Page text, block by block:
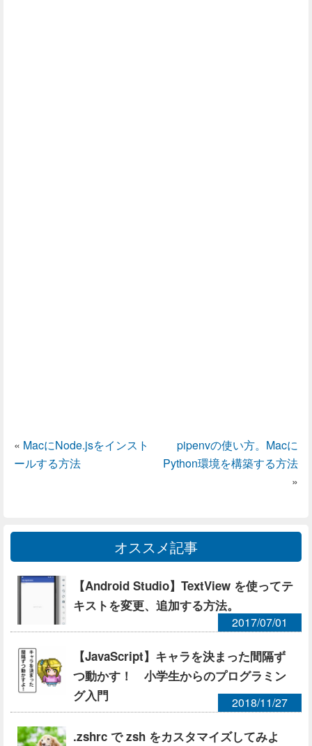
« MacにNode.jsをインスト
ールする方法
pipenvの使い方。Macに
Python環境を構築する方法
»
オススメ記事
【Android Studio】TextView を使ってテ
キストを変更、追加する方法。
2017/07/01
【JavaScript】キャラを決まった間隔ず
つ動かす！ 小学生からのプログラミン
グ入門
2018/11/27
.zshrc で zsh をカスタマイズしてみよ